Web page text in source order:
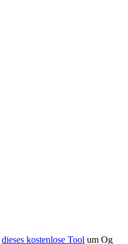
dieses kostenlose Tool um Og